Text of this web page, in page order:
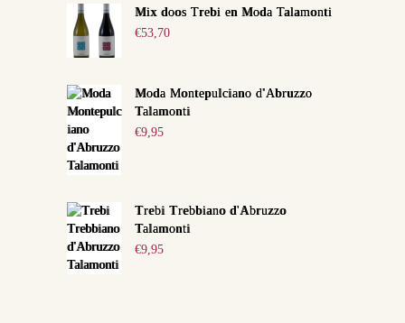
Mix doos Trebi en Moda Talamonti
€53,70
Moda Montepulciano d'Abruzzo
Talamonti
€9,95
Trebi Trebbiano d'Abruzzo
Talamonti
€9,95